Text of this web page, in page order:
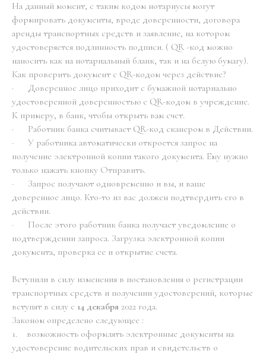
На данный момент, с таким кодом нотариусы могут
формировать документы, вроде доверенности, договора
аренды транспортных средств и заявление, на котором
удостоверяется подлинность подписи. ( QR -код можно
наносить как на нотариальный бланк, так и на белую бумагу).
Как проверить документ с QR-кодом через действие?
· Доверенное лицо приходит с бумажной нотариально
удостоверенной доверенностью с QR-кодом в учреждение.
К примеру, в банк, чтобы открыть вам счет.
· Работник банка считывает QR-код сканером в Действии.
· У работника автоматически откроется запрос на
получение электронной копии такого документа. Ему нужно
только нажать кнопку Отправить.
· Запрос получают одновременно и вы, и ваше
доверенное лицо. Кто-то из вас должен подтвердить его в
действии.
· После этого работник банка получает уведомление о
подтверждении запроса. Загрузка электронной копии
документа, проверка ее и открытие счета.
Вступили в силу изменения в постановления о регистрации
транспортных средств и получении удостоверений, которые
вступят в силу с 14 декабря 2022 года.
Законом определено следующее :
1. возможность оформлять электронные документы на
удостоверение водительских прав и свидетельств о